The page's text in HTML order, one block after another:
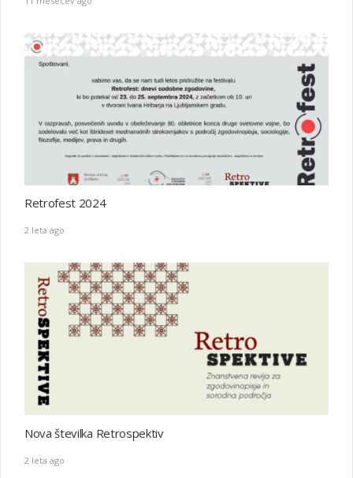
Retrofest 2024
2 leta ago
Nova številka Retrospektiv
2 leta ago